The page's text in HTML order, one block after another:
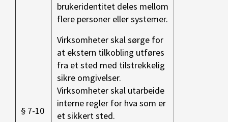
§ 7-10
brukeridentitet deles mellom
flere personer eller systemer.
Virksomheter skal sørge for
at ekstern tilkobling utføres
fra et sted med tilstrekkelig
sikre omgivelser.
Virksomheter skal utarbeide
interne regler for hva som er
et sikkert sted.